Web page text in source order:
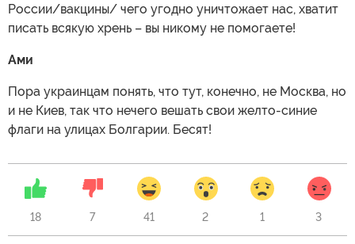
России/вакцины/ чего угодно уничтожает нас, хватит
писать всякую хрень – вы никому не помогаете!
Ами
Пора украинцам понять, что тут, конечно, не Москва, но
и не Киев, так что нечего вешать свои желто-синие
флаги на улицах Болгарии. Бесят!
18 7 41 2 1 3